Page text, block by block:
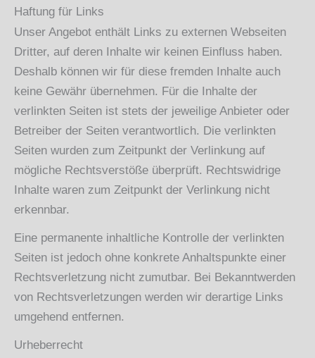
Haftung für Links
Unser Angebot enthält Links zu externen Webseiten
Dritter, auf deren Inhalte wir keinen Einfluss haben.
Deshalb können wir für diese fremden Inhalte auch
keine Gewähr übernehmen. Für die Inhalte der
verlinkten Seiten ist stets der jeweilige Anbieter oder
Betreiber der Seiten verantwortlich. Die verlinkten
Seiten wurden zum Zeitpunkt der Verlinkung auf
mögliche Rechtsverstöße überprüft. Rechtswidrige
Inhalte waren zum Zeitpunkt der Verlinkung nicht
erkennbar.
Eine permanente inhaltliche Kontrolle der verlinkten
Seiten ist jedoch ohne konkrete Anhaltspunkte einer
Rechtsverletzung nicht zumutbar. Bei Bekanntwerden
von Rechtsverletzungen werden wir derartige Links
umgehend entfernen.
Urheberrecht